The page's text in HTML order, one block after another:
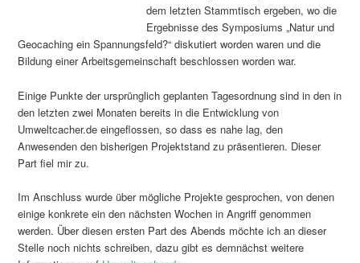
dem letzten Stammtisch ergeben, wo die
Ergebnisse des Symposiums „Natur und
Geocaching ein Spannungsfeld?“ diskutiert worden waren und die
Bildung einer Arbeitsgemeinschaft beschlossen worden war.
Einige Punkte der ursprünglich geplanten Tagesordnung sind in den in
den letzten zwei Monaten bereits in die Entwicklung von
Umweltcacher.de eingeflossen, so dass es nahe lag, den
Anwesenden den bisherigen Projektstand zu präsentieren. Dieser
Part fiel mir zu.
Im Anschluss wurde über mögliche Projekte gesprochen, von denen
einige konkrete ein den nächsten Wochen in Angriff genommen
werden. Über diesen ersten Part des Abends möchte ich an dieser
Stelle noch nichts schreiben, dazu gibt es demnächst weitere